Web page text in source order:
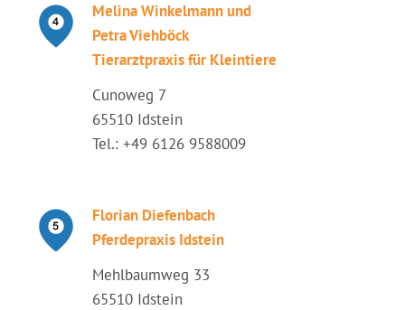
Melina Winkelmann und
Petra Viehböck
Tierarztpraxis für Kleintiere
Cunoweg 7
65510 Idstein
Tel.: +49 6126 9588009
Florian Diefenbach
Pferdepraxis Idstein
Mehlbaumweg 33
65510 Idstein